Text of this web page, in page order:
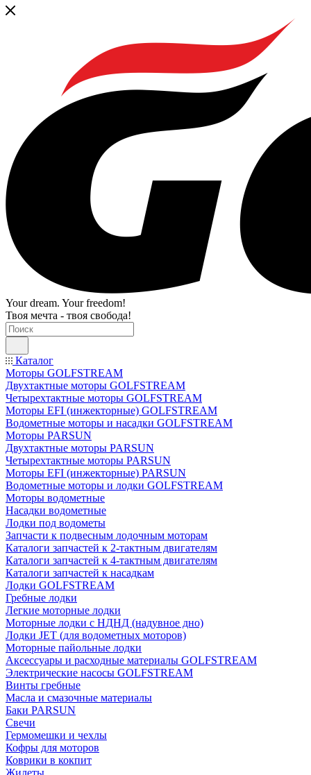
Your dream. Your freedom!
Твоя мечта - твоя свобода!
Каталог
Моторы GOLFSTREAM
Двухтактные моторы GOLFSTREAM
Четырехтактные моторы GOLFSTREAM
Моторы EFI (инжекторные) GOLFSTREAM
Водометные моторы и насадки GOLFSTREAM
Моторы PARSUN
Двухтактные моторы PARSUN
Четырехтактные моторы PARSUN
Моторы EFI (инжекторные) PARSUN
Водометные моторы и лодки GOLFSTREAM
Моторы водометные
Насадки водометные
Лодки под водометы
Запчасти к подвесным лодочным моторам
Каталоги запчастей к 2-тактным двигателям
Каталоги запчастей к 4-тактным двигателям
Каталоги запчастей к насадкам
Лодки GOLFSTREAM
Гребные лодки
Легкие моторные лодки
Моторные лодки с НДНД (надувное дно)
Лодки JET (для водометных моторов)
Моторные пайольные лодки
Аксессуары и расходные материалы GOLFSTREAM
Электрические насосы GOLFSTREAM
Винты гребные
Масла и смазочные материалы
Баки PARSUN
Свечи
Гермомешки и чехлы
Кофры для моторов
Коврики в кокпит
Жилеты